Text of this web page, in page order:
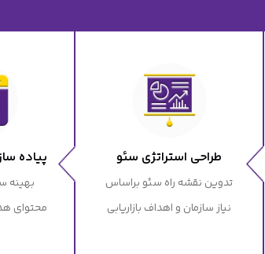
طراحی استراتژی سئو
تدوین نقشه راه سئو براساس
نیاز سازمان و اهداف بازاریابی
پیاده
بهینه
محتوای